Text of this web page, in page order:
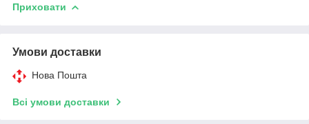
Приховати
Умови доставки
Нова Пошта
Всі умови доставки